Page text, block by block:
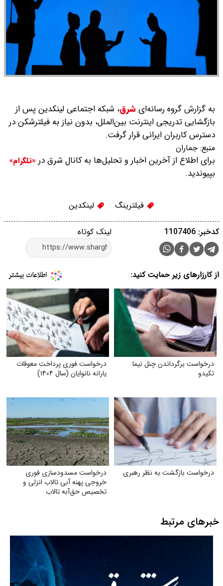
به گزارش گروه رسانه‌ایشرق، شبکه اجتماعی لینکدین پس از
بازگشایی تدریجی اینترنت بین‌الملل، بدون نیاز به فیلترشکن در
دسترس کاربران ایرانی قرار گرفت.
منبع: جماران
برای اطلاع از آخرین اخبار و تحلیل‌ها به کانال شرق در «تلگرام»
بپیوندید.
فیلترینگ لینکدین
لینک کوتاه کدخبر: 1107406
از کارزارهای زیر حمایت کنید:
درخواست برگرداندن چنل نیما
تکیدو
درخواست فوری پرداخت معوقات
یارانه نانوایان (سال ۱۴۰۴)
درخواست بازگشت به نظر رهبری
درخواست مسدودسازی فوری
خروجی پهنه آبی تالاب انزلی و
تخصیص حق‌آبه تالاب
خبرهای مرتبط